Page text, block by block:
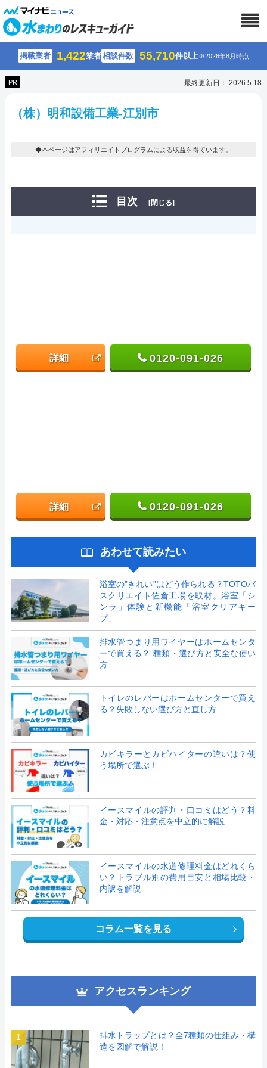
掲載業者 1,422業者相談件数 55,710件以上※2026年8月時点
PR 最終更新日： 2026.5.18
（株）明和設備工業-江別市
◆本ページはアフィリエイトプログラムによる収益を得ています。
目次 [閉じる]
詳細 0120-091-026
詳細 0120-091-026
あわせて読みたい
浴室の”きれい”はどう作られる？TOTOバ
スクリエイト佐倉工場を取材。浴室「シ
ンラ」体験と新機能「浴室クリアキー
プ」
排水管つまり用ワイヤーはホームセンタ
ーで買える？ 種類・選び方と安全な使い
方
トイレのレバーはホームセンターで買え
る？失敗しない選び方と直し方
カビキラーとカビハイターの違いは？使
う場所で選ぶ！
イースマイルの評判・口コミはどう？料
金・対応・注意点を中立的に解説
イースマイルの水道修理料金はどれくら
い？トラブル別の費用目安と相場比較・
内訳を解説
コラム一覧を見る
アクセスランキング
1
排水トラップとは？全7種類の仕組み・構
造を図解で解説！